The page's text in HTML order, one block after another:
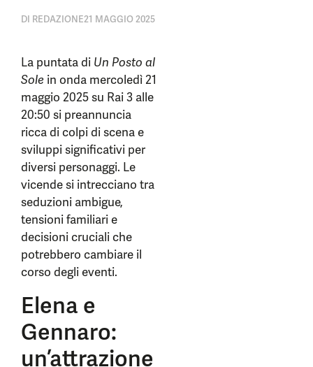
DI REDAZIONE21 MAGGIO 2025
La puntata di Un Posto al
Sole in onda mercoledì 21
maggio 2025 su Rai 3 alle
20:50 si preannuncia
ricca di colpi di scena e
sviluppi significativi per
diversi personaggi. Le
vicende si intrecciano tra
seduzioni ambigue,
tensioni familiari e
decisioni cruciali che
potrebbero cambiare il
corso degli eventi.
Elena e
Gennaro:
un’attrazione